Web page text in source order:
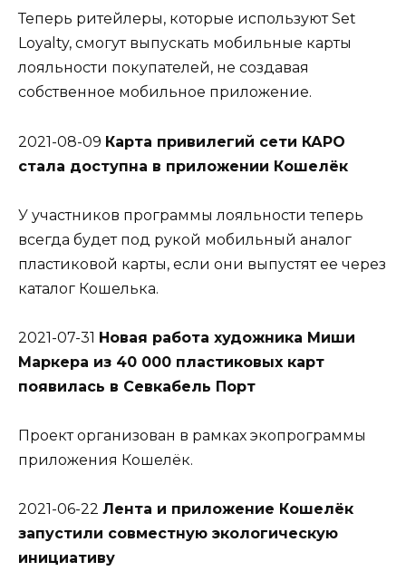
Теперь ритейлеры, которые используют Set
Loyalty, смогут выпускать мобильные карты
лояльности покупателей, не создавая
собственное мобильное приложение.
2021-08-09 Карта привилегий сети КАРО
стала доступна в приложении Кошелёк
У участников программы лояльности теперь
всегда будет под рукой мобильный аналог
пластиковой карты, если они выпустят ее через
каталог Кошелька.
2021-07-31 Новая работа художника Миши
Маркера из 40 000 пластиковых карт
появилась в Севкабель Порт
Проект организован в рамках экопрограммы
приложения Кошелёк.
2021-06-22 Лента и приложение Кошелёк
запустили совместную экологическую
инициативу